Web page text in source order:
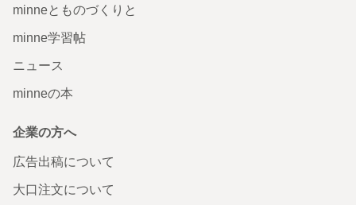
minneとものづくりと
minne学習帖
ニュース
minneの本
企業の方へ
広告出稿について
大口注文について